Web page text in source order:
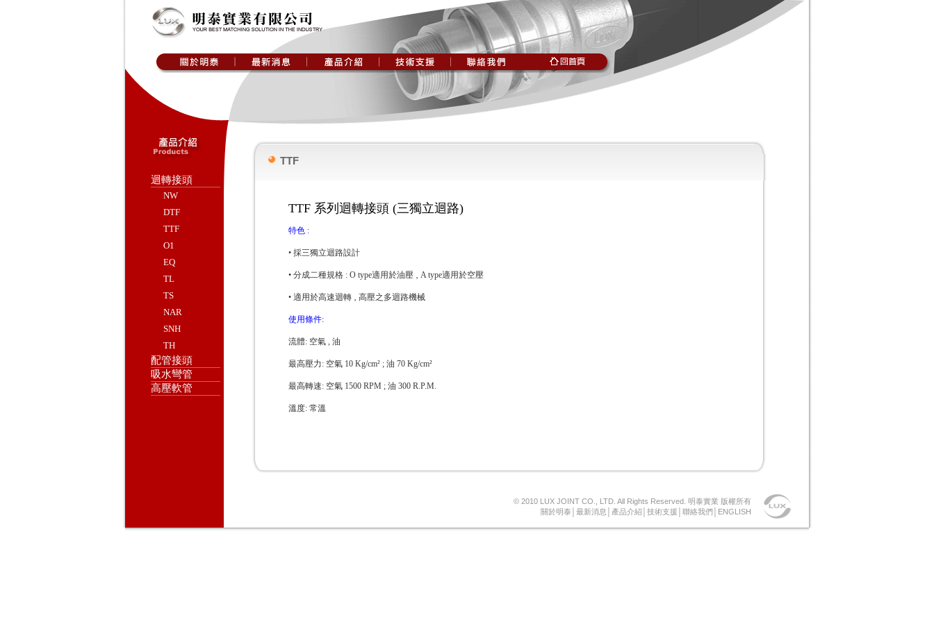
迴轉接頭
NW
DTF
TTF
O1
EQ
TL
TS
NAR
SNH
TH
配管接頭
吸水彎管
高壓軟管
TTF
TTF 系列迴轉接頭 (三獨立迴路)
特色 :
• 採三獨立迴路設計
• 分成二種規格 : O type適用於油壓 ‚ A type適用於空壓
• 適用於高速迴轉 ‚ 高壓之多迴路機械
使用條件:
流體: 空氣 , 油
最高壓力: 空氣 10 Kg/cm² ; 油 70 Kg/cm²
最高轉速: 空氣 1500 RPM ; 油 300 R.P.M.
溫度: 常溫
© 2010 LUX JOINT CO., LTD. All Rights Reserved. 明泰實業 版權所有
關於明泰│ 最新消息│ 產品介紹│ 技術支援│ 聯絡我們│ ENGLISH